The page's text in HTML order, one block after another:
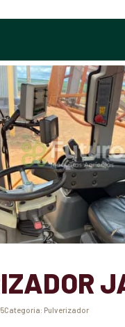
Categoria: Pulverizador